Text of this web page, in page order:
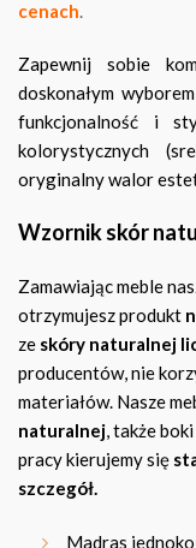
cenach.
Zapewnij sobie
doskonałym
funkcjonalność i
kolorystycznych
oryginalny walor
Wzornik skór
Zamawiając meble
otrzymujesz produkt
ze skóry naturalnej
producentów, nie
materiałów. Nasze
naturalnej, także
pracy kierujemy się
szczegół.
Madras